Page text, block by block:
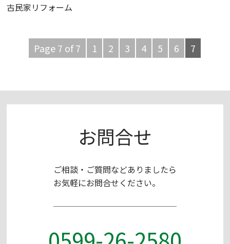
古民家リフォーム
Page 7 of 7 1 2 3 4 5 6 7
お問合せ
ご相談・ご質問などありましたら
お気軽にお問合せください。